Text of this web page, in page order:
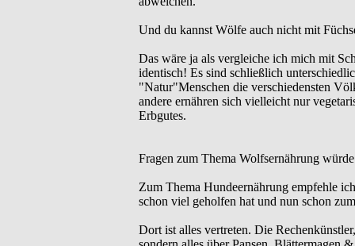
Und du kannst Wölfe auch nicht mit
Das wäre ja als vergleiche ich mich mit
identisch! Es sind schließlich
"Natur"Menschen die verschiedensten
andere ernähren sich vielleicht nur
Erbgutes.
Fragen zum Thema Wolfsernährung
Zum Thema Hundeernährung empfehle
schon viel geholfen hat und nun schon
Dort ist alles vertreten. Die